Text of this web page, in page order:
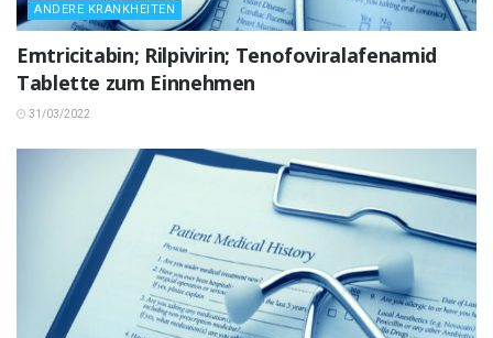
ANDERE KRANKHEITEN
Emtricitabin; Rilpivirin; Tenofoviralafenamid
Tablette zum Einnehmen
31/03/2022